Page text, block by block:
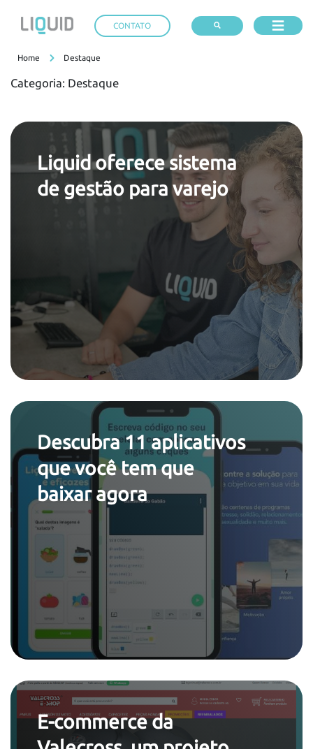
CONTATO
Home Destaque
Categoria: Destaque
Liquid oferece sistema
de gestão para varejo
Descubra 11 aplicativos
que você tem que
baixar agora
E-commerce da